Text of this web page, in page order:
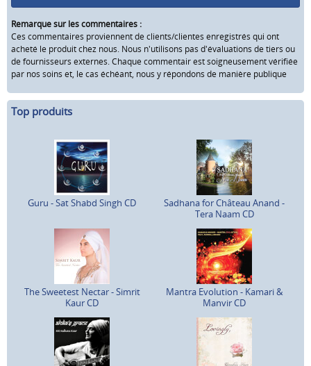
Remarque sur les commentaires :
Ces commentaires proviennent de clients/clientes enregistrés qui ont
acheté le produit chez nous. Nous n'utilisons pas d'évaluations de tiers ou
de fournisseurs externes. Chaque commentair est soigneusement vérifiée
par nos soins et, le cas échéant, nous y répondons de manière publique
Top produits
Guru - Sat Shabd Singh CD
Sadhana for Château Anand -
Tera Naam CD
The Sweetest Nectar - Simrit
Kaur CD
Mantra Evolution - Kamari &
Manvir CD